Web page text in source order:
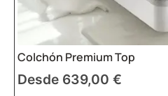
Colchón Premium Top
Desde 639,00 €